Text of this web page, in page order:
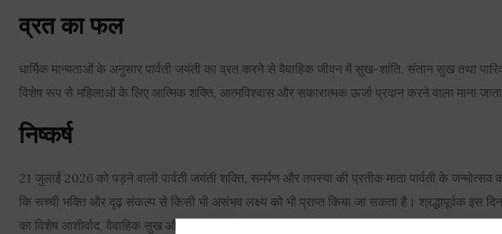
व्रत का फल
धार्मिक मान्यताओं के अनुसार पार्वती जयंती का व्रत करने से वैवाहिक जीवन में सुख-शांति, संतान सुख तथा
विशेष रूप से महिलाओं के लिए आत्मिक शक्ति, आत्मविश्वास और सकारात्मक ऊर्जा प्रदान करने वाला माना
निष्कर्ष
21 जुलाई 2026 को पड़ने वाली पार्वती जयंती शक्ति, समर्पण और तपस्या की प्रतीक माता पार्वती के
कि सच्ची भक्ति और दृढ़ संकल्प से किसी भी असंभव लक्ष्य को भी प्राप्त किया जा सकता है। श्रद्धापूर्वक इस दिन
का विशेष आशीर्वाद, वैवाहिक सुख और जीवन में सकारात्मकता की प्राप्ति होती है।